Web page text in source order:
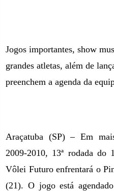
Jogos importantes, show
grandes atletas, além de
preenchem a agenda da
Araçatuba (SP) – Em
2009-2010, 13ª rodada do
Vôlei Futuro enfrentará o
(21). O jogo está